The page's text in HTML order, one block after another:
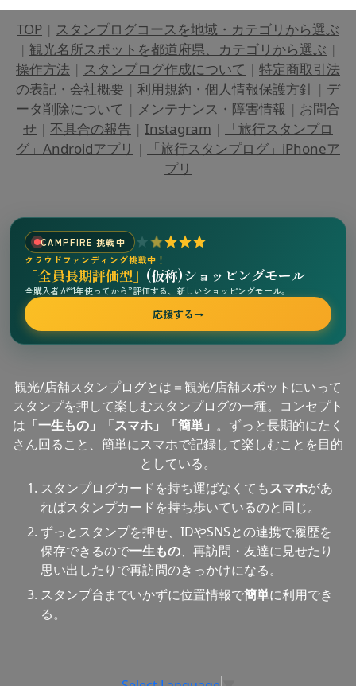
TOP | スタンプログコースを地域・カテゴリから選ぶ
| 観光名所スポットを都道府県、カテゴリから選ぶ |
操作方法 | スタンプログ作成について | 特定商取引法
の表記・会社概要 | 利用規約・個人情報保護方針 | デ
ータ削除について | メンテナンス・障害情報 | お問合
せ | 不具合の報告 | Instagram |
「旅行スタンプロ
グ」Androidアプリ |
「旅行スタンプログ」iPhoneア
プリ
CAMPFIRE 挑戦中
クラウドファンディング挑戦中！
「全員長期評価型」 (仮称)ショッピングモール
全購入者が“1年使ってから”評価する、新しいショッピングモール。
応援する→
観光/店舗スタンプログとは＝観光/店舗スポットにいって
スタンプを押して楽しむスタンプログの一種。コンセプト
は 「一生もの」「スマホ」「簡単」 。ずっと長期的にたく
さん回ること、簡単にスマホで記録して楽しむことを目的
としている。
スタンプログカードを持ち運ばなくてもスマホがあ
ればスタンプカードを持ち歩いているのと同じ。
ずっとスタンプを押せ、IDやSNSとの連携で履歴を
保存できるので一生もの、再訪問・友達に見せたり
思い出したりで再訪問のきっかけになる。
スタンプ台までいかずに位置情報で簡単に利用でき
る。